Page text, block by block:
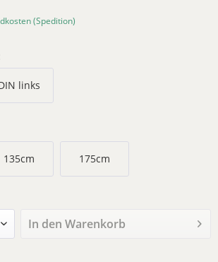
(Spedition)
links
135cm 175cm
In denWarenkorb